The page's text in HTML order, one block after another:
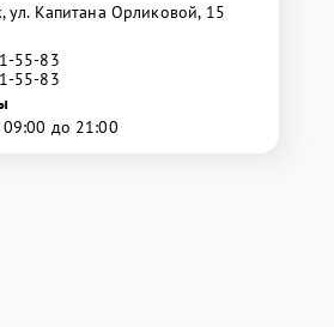
ул. Капитана Орликовой, 15
55-83
55-83
09:00 до 21:00